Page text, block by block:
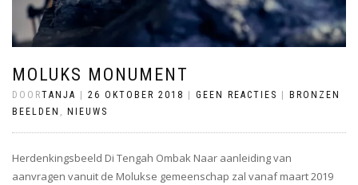
MOLUKS MONUMENT
DOORTANJA 26 OKTOBER 2018 GEEN REACTIES
BRONZEN
BEELDEN , NIEUWS
Herdenkingsbeeld Di Tengah Ombak Naar aanleiding van
aanvragen vanuit de Molukse gemeenschap zal vanaf maart 2019